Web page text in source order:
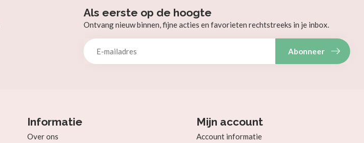
Als eerste op de hoogte
Ontvang nieuw binnen, fijne acties en favorieten rechtstreeks in je inbox.
Abonneer
Informatie
Over ons
Mijn account
Account informatie